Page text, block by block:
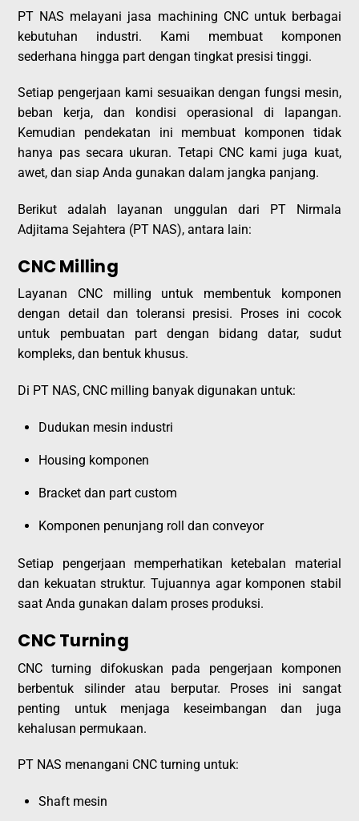
PT NAS melayani jasa machining CNC untuk berbagai
kebutuhan industri. Kami membuat komponen
sederhana hingga part dengan tingkat presisi tinggi.
Setiap pengerjaan kami sesuaikan dengan fungsi mesin,
beban kerja, dan kondisi operasional di lapangan.
Kemudian pendekatan ini membuat komponen tidak
hanya pas secara ukuran. Tetapi CNC kami juga kuat,
awet, dan siap Anda gunakan dalam jangka panjang.
Berikut adalah layanan unggulan dari PT Nirmala
Adjitama Sejahtera (PT NAS), antara lain:
CNC Milling
Layanan CNC milling untuk membentuk komponen
dengan detail dan toleransi presisi. Proses ini cocok
untuk pembuatan part dengan bidang datar, sudut
kompleks, dan bentuk khusus.
Di PT NAS, CNC milling banyak digunakan untuk:
Dudukan mesin industri
Housing komponen
Bracket dan part custom
Komponen penunjang roll dan conveyor
Setiap pengerjaan memperhatikan ketebalan material
dan kekuatan struktur. Tujuannya agar komponen stabil
saat Anda gunakan dalam proses produksi.
CNC Turning
CNC turning difokuskan pada pengerjaan komponen
berbentuk silinder atau berputar. Proses ini sangat
penting untuk menjaga keseimbangan dan juga
kehalusan permukaan.
PT NAS menangani CNC turning untuk:
Shaft mesin